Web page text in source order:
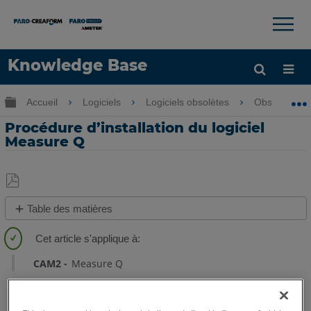
Knowledge Base
LANGUE
×
Développer/réduire la hiérarchie globale
Accueil Logiciels Logiciels obsolètes Obsolètes-
Procédure d’installation du logiciel
Measure Q
Enregistrer
en
tant
que
Table des matières
Pas
d'entêtes
CAM2 Measure Q